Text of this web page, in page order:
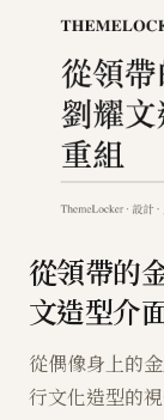
從領帶的
文造型介
從偶像身上的
行文化造型的